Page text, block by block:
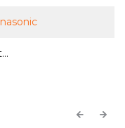
Previous
Next